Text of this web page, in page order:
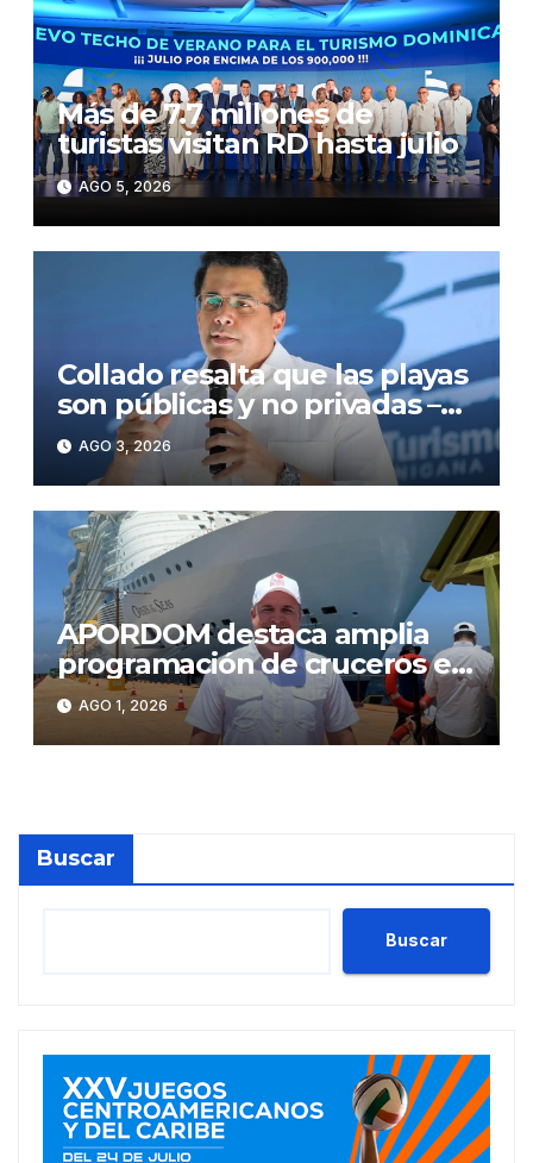
Más de 7.7 millones de
turistas visitan RD hasta julio
AGO 5, 2026
Collado resalta que las playas
son públicas y no privadas –
Noticias de turismo
AGO 3, 2026
APORDOM destaca amplia
programación de cruceros en
Puerto Plata con 29 escalas
durante agosto
AGO 1, 2026
Buscar
Buscar